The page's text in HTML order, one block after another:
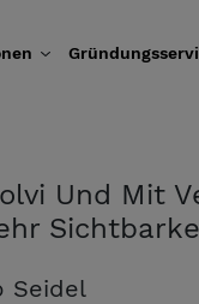
Und Mit
Seidel